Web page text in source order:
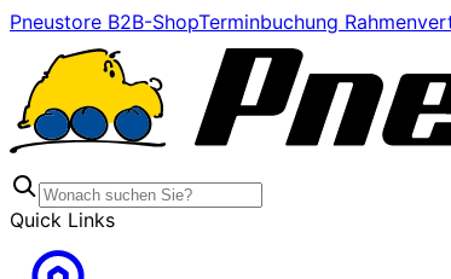
Pneustore B2B-ShopTerminbuchung
Quick Links